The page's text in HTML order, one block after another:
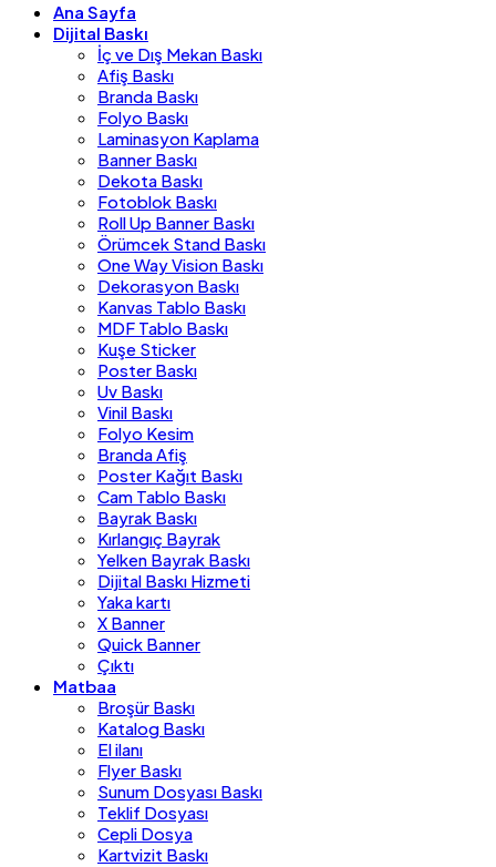
Ana Sayfa
Dijital Baskı
İç ve Dış Mekan Baskı
Afiş Baskı
Branda Baskı
Folyo Baskı
Laminasyon Kaplama
Banner Baskı
Dekota Baskı
Fotoblok Baskı
Roll Up Banner Baskı
Örümcek Stand Baskı
One Way Vision Baskı
Dekorasyon Baskı
Kanvas Tablo Baskı
MDF Tablo Baskı
Kuşe Sticker
Poster Baskı
Uv Baskı
Vinil Baskı
Folyo Kesim
Branda Afiş
Poster Kağıt Baskı
Cam Tablo Baskı
Bayrak Baskı
Kırlangıç Bayrak
Yelken Bayrak Baskı
Dijital Baskı Hizmeti
Yaka kartı
X Banner
Quick Banner
Çıktı
Matbaa
Broşür Baskı
Katalog Baskı
El ilanı
Flyer Baskı
Sunum Dosyası Baskı
Teklif Dosyası
Cepli Dosya
Kartvizit Baskı